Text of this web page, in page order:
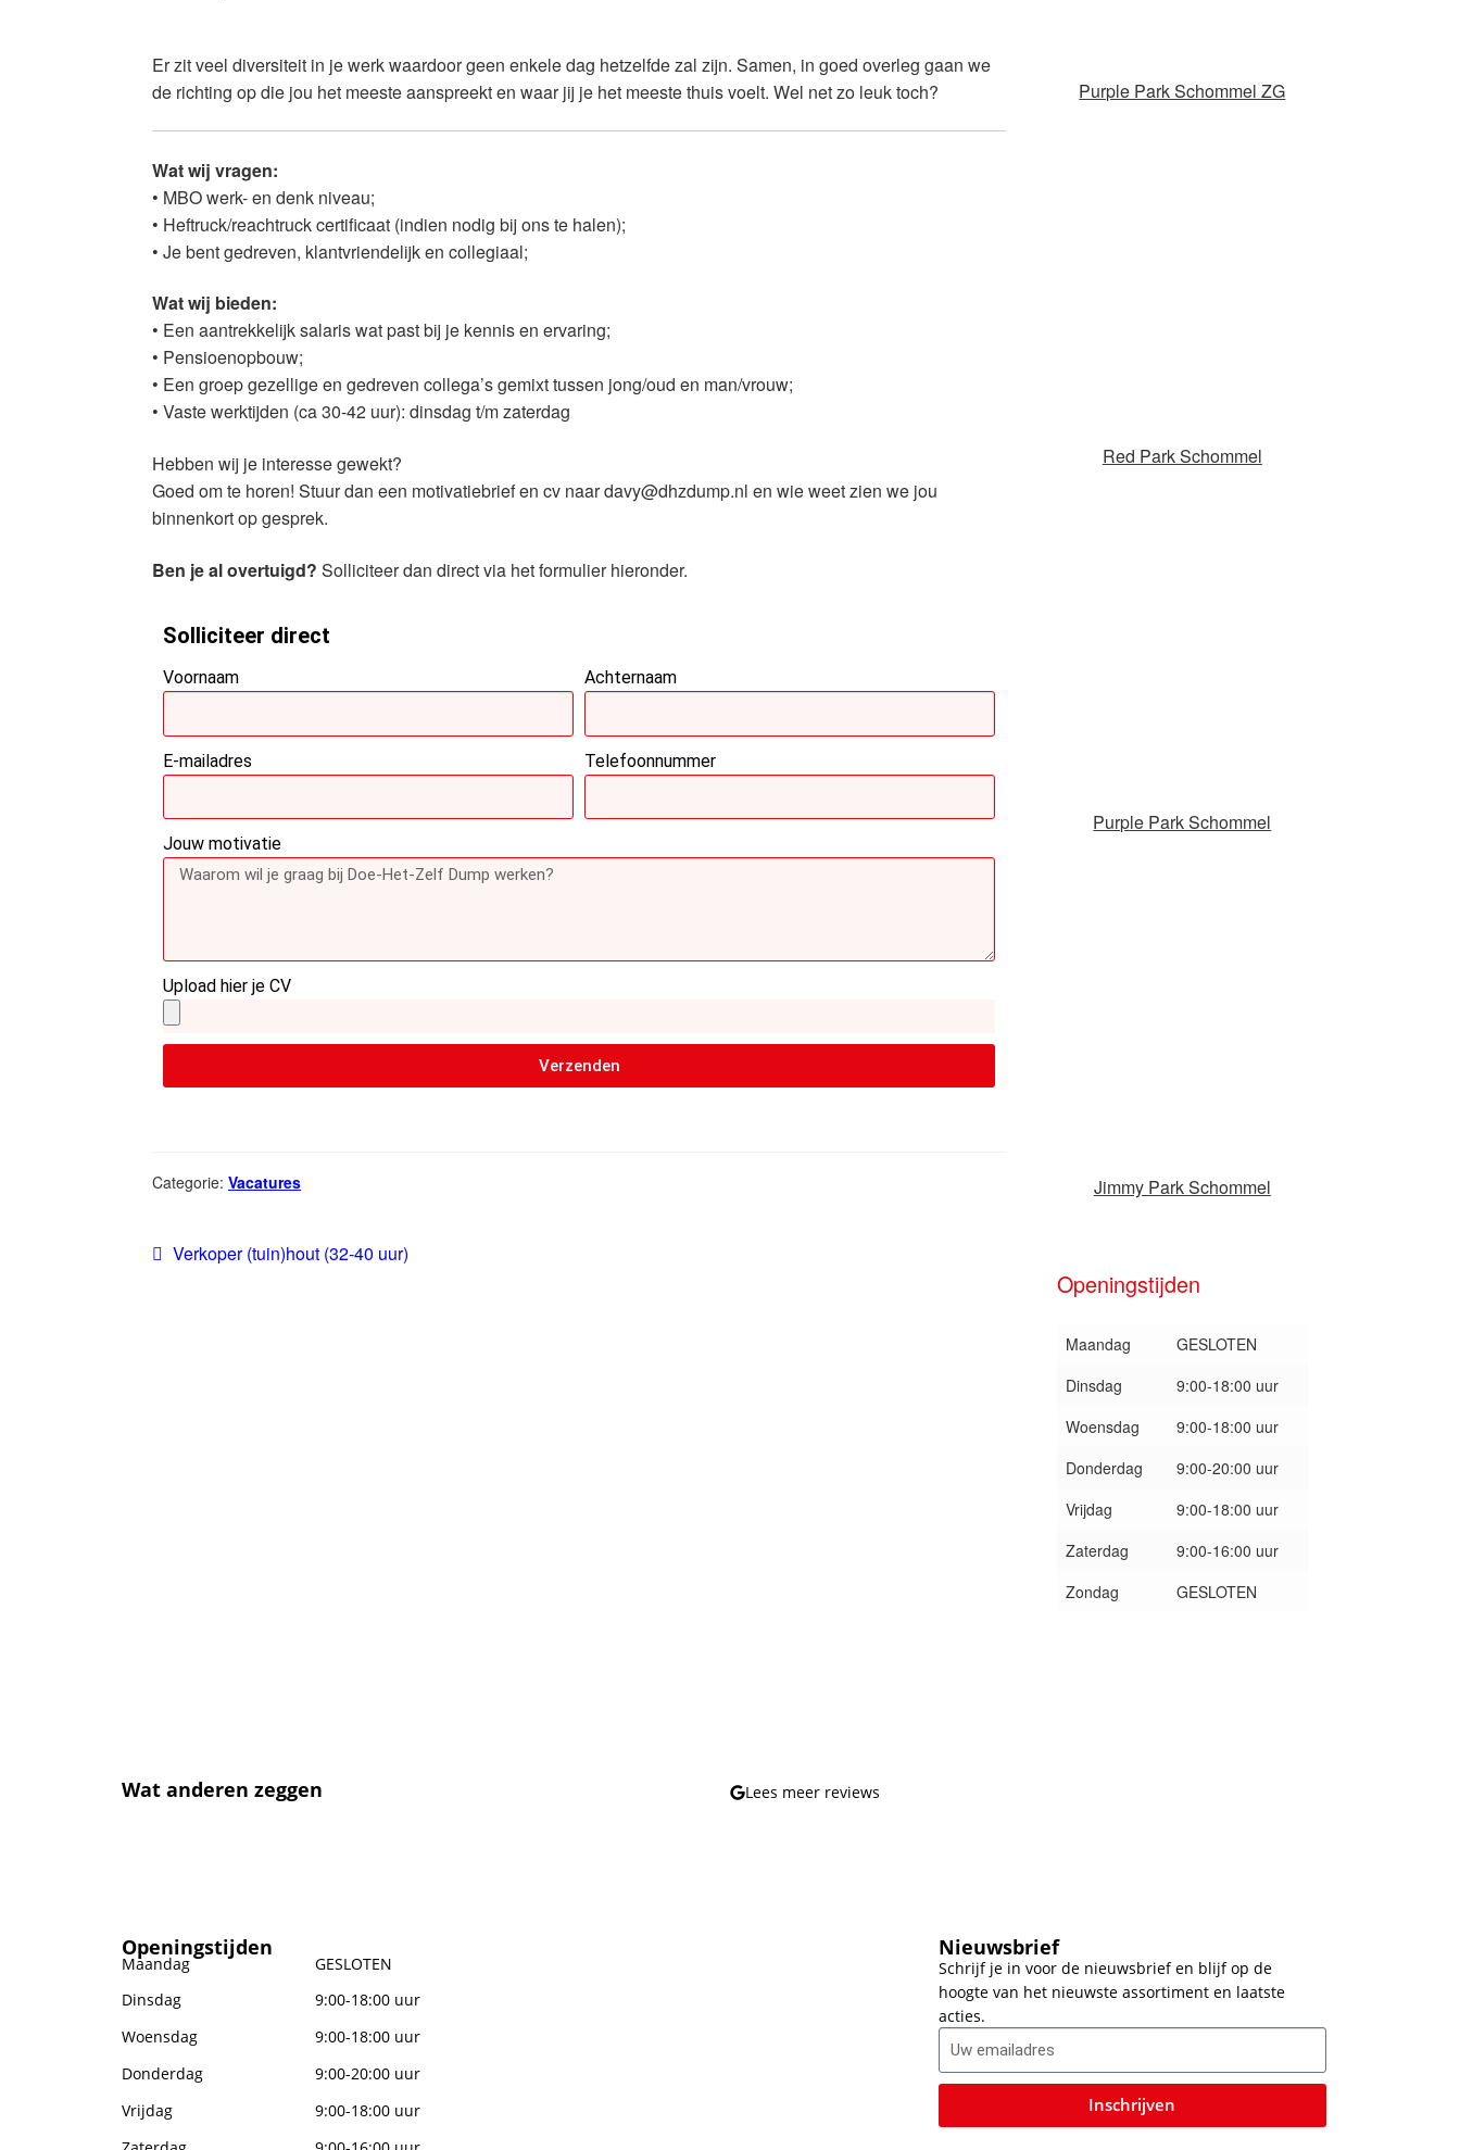
Er zit veel diversiteit in je werk waardoor geen enkele dag hetzelfde zal zijn. Samen, in goed overleg gaan we
de richting op die jou het meeste aanspreekt en waar jij je het meeste thuis voelt. Wel net zo leuk toch?
Wat wij vragen:
• MBO werk- en denk niveau;
• Heftruck/reachtruck certificaat (indien nodig bij ons te halen);
• Je bent gedreven, klantvriendelijk en collegiaal;
Wat wij bieden:
• Een aantrekkelijk salaris wat past bij je kennis en ervaring;
• Pensioenopbouw;
• Een groep gezellige en gedreven collega’s gemixt tussen jong/oud en man/vrouw;
• Vaste werktijden (ca 30-42 uur): dinsdag t/m zaterdag
Hebben wij je interesse gewekt?
Goed om te horen! Stuur dan een motivatiebrief en cv naar davy@dhzdump.nl en wie weet zien we jou
binnenkort op gesprek.
Ben je al overtuigd? Solliciteer dan direct via het formulier hieronder.
Solliciteer direct
Voornaam Achternaam
E-mailadres Telefoonnummer
Jouw motivatie
Upload hier je CV
Verzenden
Categorie:Vacatures
Verkoper (tuin)hout (32-40 uur)
Purple Park Schommel ZG
Red Park Schommel
Purple Park Schommel
Jimmy Park Schommel
Openingstijden
Maandag
GESLOTEN
Dinsdag
9:00-18:00 uur
Woensdag
9:00-18:00 uur
Donderdag
9:00-20:00 uur
Vrijdag
9:00-18:00 uur
Zaterdag
9:00-16:00 uur
Zondag
GESLOTEN
Wat anderen zeggen Lees meer reviews
Openingstijden
Maandag
GESLOTEN
Dinsdag
9:00-18:00 uur
Woensdag
9:00-18:00 uur
Donderdag
9:00-20:00 uur
Vrijdag
9:00-18:00 uur
Nieuwsbrief
Schrijf je in voor de nieuwsbrief en blijf op de
hoogte van het nieuwste assortiment en laatste
acties.
Inschrijven